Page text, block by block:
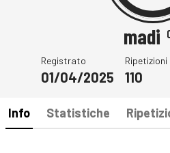
madi
Registrato
01/04/2025 110
Info Statistiche